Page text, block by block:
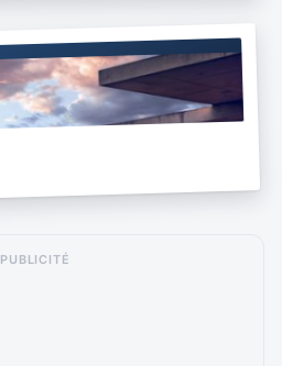
2018
PUBLICITÉ